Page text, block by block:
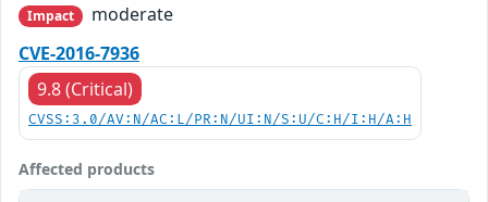
Impact
moderate
CVE-2016-7936
9.8 (Critical)
CVSS:3.0/AV:N/AC:L/PR:N/UI:N/S:U/C:H/I:H/A:H
Affected products